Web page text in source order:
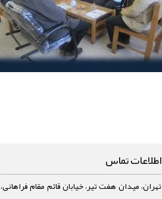
اطلاعات تماس
تهران، میدان هفت تیر، خیابان قائم مقام فراهانی،